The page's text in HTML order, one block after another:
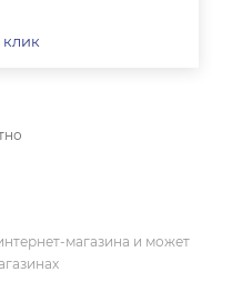
клик
магазина и может